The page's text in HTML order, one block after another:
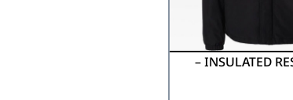
מעיל INSULATED RESOLVE –